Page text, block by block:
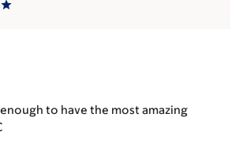
to have the most amazing